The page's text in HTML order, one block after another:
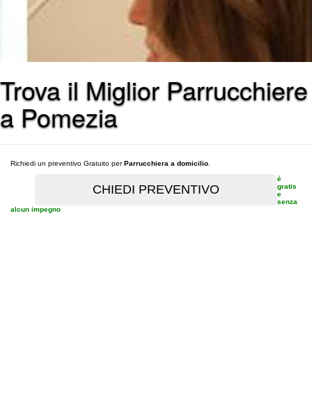
Trova il Miglior Parrucchiere
a Pomezia
Richiedi un preventivo Gratuito perParrucchiera a domicilio
è
gratis
e
senza
alcun impegno